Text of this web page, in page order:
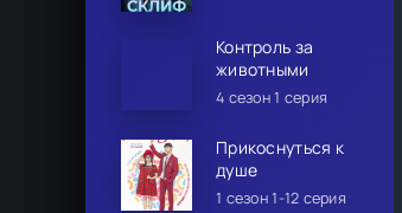
Контроль за
животными
4 сезон 1 серия
Прикоснуться к
душе
1 сезон 1-12 серия